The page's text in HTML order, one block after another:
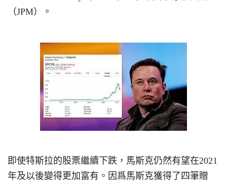
（JPM）。
即使特斯拉的股票繼續下跌，馬斯克仍然有望在2021
年及以後變得更加富有。因爲馬斯克獲得了四筆贈